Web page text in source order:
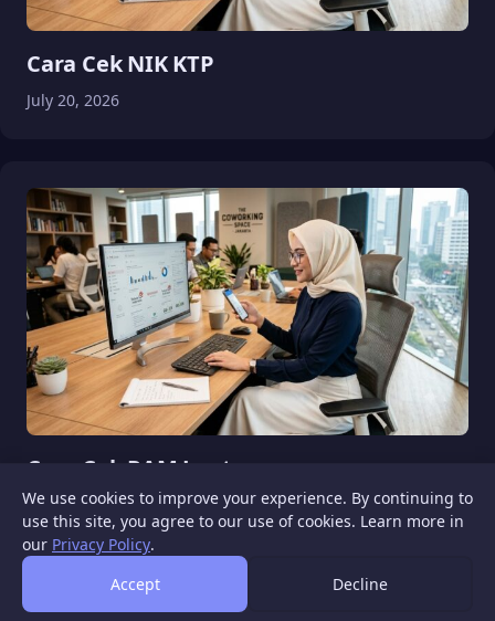
Cara Cek NIK KTP
July 20, 2026
Cara Cek RAM Laptop
August 8, 2026
WIGATOSAbout DisclaimerPrivacy Policy
We use cookies to improve your experience. By continuing to
use this site, you agree to our use of cookies. Learn more in
our Privacy Policy.
Accept
Decline